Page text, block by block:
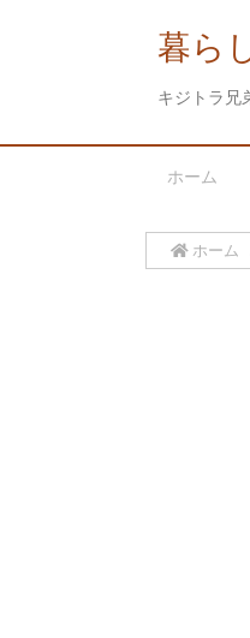
暮ら
キジトラ兄
ホーム
ホーム